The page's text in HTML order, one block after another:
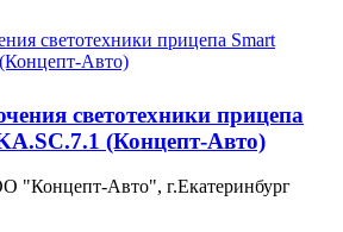
светотехники прицепа
(Концепт-Авто)
"Концепт-Авто", г.Екатеринбург